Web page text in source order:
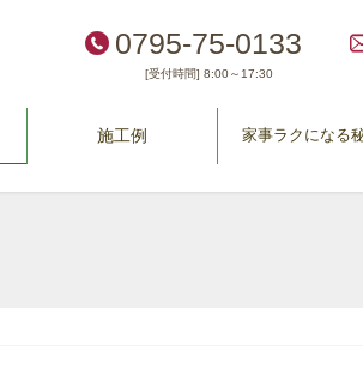
0795-75-0133
[受付時間] 8:00～17:30
施工例 家事ラクになる